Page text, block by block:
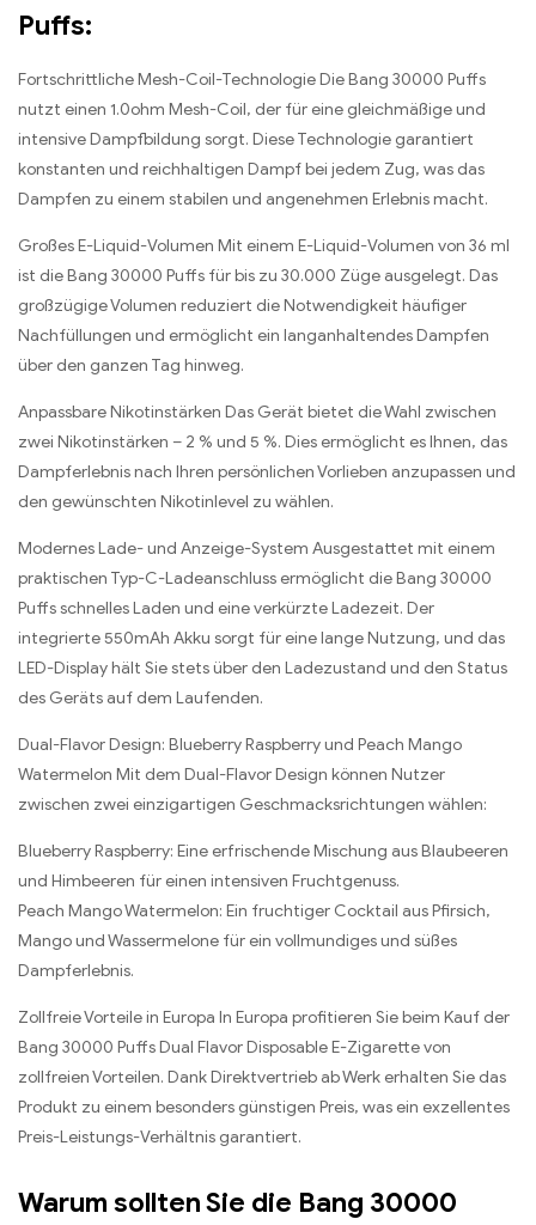
Puffs:
Fortschrittliche Mesh-Coil-Technologie Die Bang 30000 Puffs
nutzt einen 1.0ohm Mesh-Coil, der für eine gleichmäßige und
intensive Dampfbildung sorgt. Diese Technologie garantiert
konstanten und reichhaltigen Dampf bei jedem Zug, was das
Dampfen zu einem stabilen und angenehmen Erlebnis macht.
Großes E-Liquid-Volumen Mit einem E-Liquid-Volumen von 36 ml
ist die Bang 30000 Puffs für bis zu 30.000 Züge ausgelegt. Das
großzügige Volumen reduziert die Notwendigkeit häufiger
Nachfüllungen und ermöglicht ein langanhaltendes Dampfen
über den ganzen Tag hinweg.
Anpassbare Nikotinstärken Das Gerät bietet die Wahl zwischen
zwei Nikotinstärken – 2 % und 5 %. Dies ermöglicht es Ihnen, das
Dampferlebnis nach Ihren persönlichen Vorlieben anzupassen und
den gewünschten Nikotinlevel zu wählen.
Modernes Lade- und Anzeige-System Ausgestattet mit einem
praktischen Typ-C-Ladeanschluss ermöglicht die Bang 30000
Puffs schnelles Laden und eine verkürzte Ladezeit. Der
integrierte 550mAh Akku sorgt für eine lange Nutzung, und das
LED-Display hält Sie stets über den Ladezustand und den Status
des Geräts auf dem Laufenden.
Dual-Flavor Design: Blueberry Raspberry und Peach Mango
Watermelon Mit dem Dual-Flavor Design können Nutzer
zwischen zwei einzigartigen Geschmacksrichtungen wählen:
Blueberry Raspberry: Eine erfrischende Mischung aus Blaubeeren
und Himbeeren für einen intensiven Fruchtgenuss.
Peach Mango Watermelon: Ein fruchtiger Cocktail aus Pfirsich,
Mango und Wassermelone für ein vollmundiges und süßes
Dampferlebnis.
Zollfreie Vorteile in Europa In Europa profitieren Sie beim Kauf der
Bang 30000 Puffs Dual Flavor Disposable E-Zigarette von
zollfreien Vorteilen. Dank Direktvertrieb ab Werk erhalten Sie das
Produkt zu einem besonders günstigen Preis, was ein exzellentes
Preis-Leistungs-Verhältnis garantiert.
Warum sollten Sie die Bang 30000